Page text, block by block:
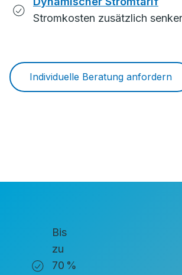
Stromkosten zusätzlich
Individuelle Beratung anfordern
Bis
zu
70 %